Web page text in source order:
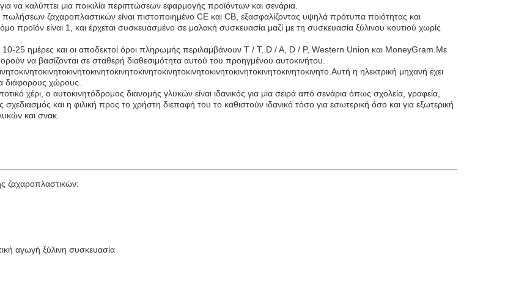
καλύπτει μια ποικιλία περιπτώσεων εφαρμογής προϊόντων και σενάρια.
ζαχαροπλαστικών είναι πιστοποιημένο CE και CB, εξασφαλίζοντας υψηλά πρότυπα ποιότητας και
προϊόν είναι 1, και έρχεται συσκευασμένο σε μαλακή συσκευασία μαζί με τη συσκευασία ξύλινου κουτιού χωρίς
25 ημέρες και οι αποδεκτοί όροι πληρωμής περιλαμβάνουν T / T, D / A, D / P, Western Union και MoneyGram.Με
να βασίζονται σε σταθερή διαθεσιμότητα αυτού του προηγμένου αυτοκινήτου.
η ηλεκτρική μηχανή έχει
διάφορους χώρους.
χέρι, ο αυτοκινητόδρομος διανομής γλυκών είναι ιδανικός για μια σειρά από σενάρια όπως σχολεία, γραφεία,
και η φιλική προς το χρήστη διεπαφή του το καθιστούν ιδανικό τόσο για εσωτερική όσο και για εξωτερική
και σνακ.
ζαχαροπλαστικών:
αγωγή ξύλινη συσκευασία